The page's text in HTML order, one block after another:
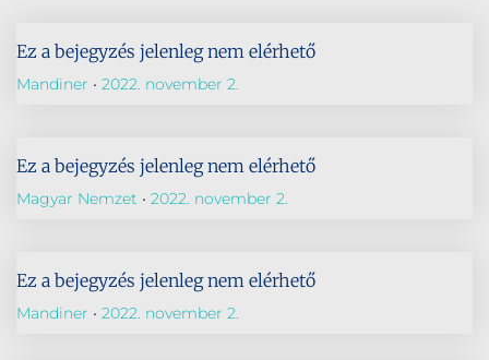
Ez a bejegyzés jelenleg nem elérhető
Mandiner 2022. november 2.
Ez a bejegyzés jelenleg nem elérhető
Magyar Nemzet 2022. november 2.
Ez a bejegyzés jelenleg nem elérhető
Mandiner 2022. november 2.